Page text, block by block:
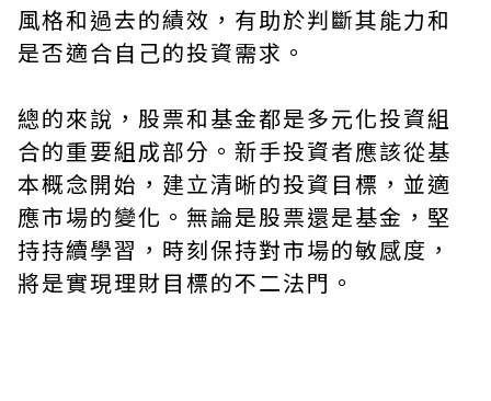
風格和過去的績效，有助於判斷其能力和
是否適合自己的投資需求。
總的來說，股票和基金都是多元化投資組
合的重要組成部分。新手投資者應該從基
本概念開始，建立清晰的投資目標，並適
應市場的變化。無論是股票還是基金，堅
持持續學習，時刻保持對市場的敏感度，
將是實現理財目標的不二法門。